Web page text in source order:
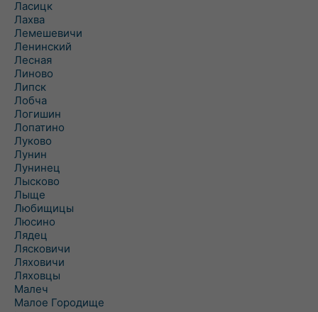
Ласицк
Лахва
Лемешевичи
Ленинский
Лесная
Линово
Липск
Лобча
Логишин
Лопатино
Луково
Лунин
Лунинец
Лысково
Лыще
Любищицы
Люсино
Лядец
Лясковичи
Ляховичи
Ляховцы
Малеч
Малое Городище